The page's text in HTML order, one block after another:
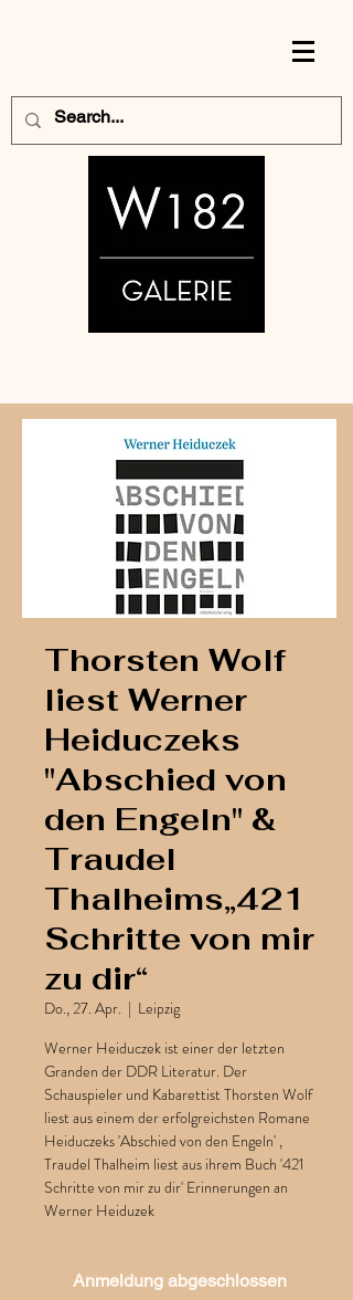
Thorsten Wolf
liest Werner
Heiduczeks
"Abschied von
den Engeln" &
Traudel
Thalheims„421
Schritte von mir
zu dir“
Do., 27. Apr.
  |
Leipzig
Werner Heiduczek ist einer der letzten
Granden der DDR Literatur. Der
Schauspieler und Kabarettist Thorsten Wolf
liest aus einem der erfolgreichsten Romane
Heiduczeks 'Abschied von den Engeln' ,
Traudel Thalheim liest aus ihrem Buch '421
Schritte von mir zu dir' Erinnerungen an
Werner Heiduzek
Anmeldung abgeschlossen